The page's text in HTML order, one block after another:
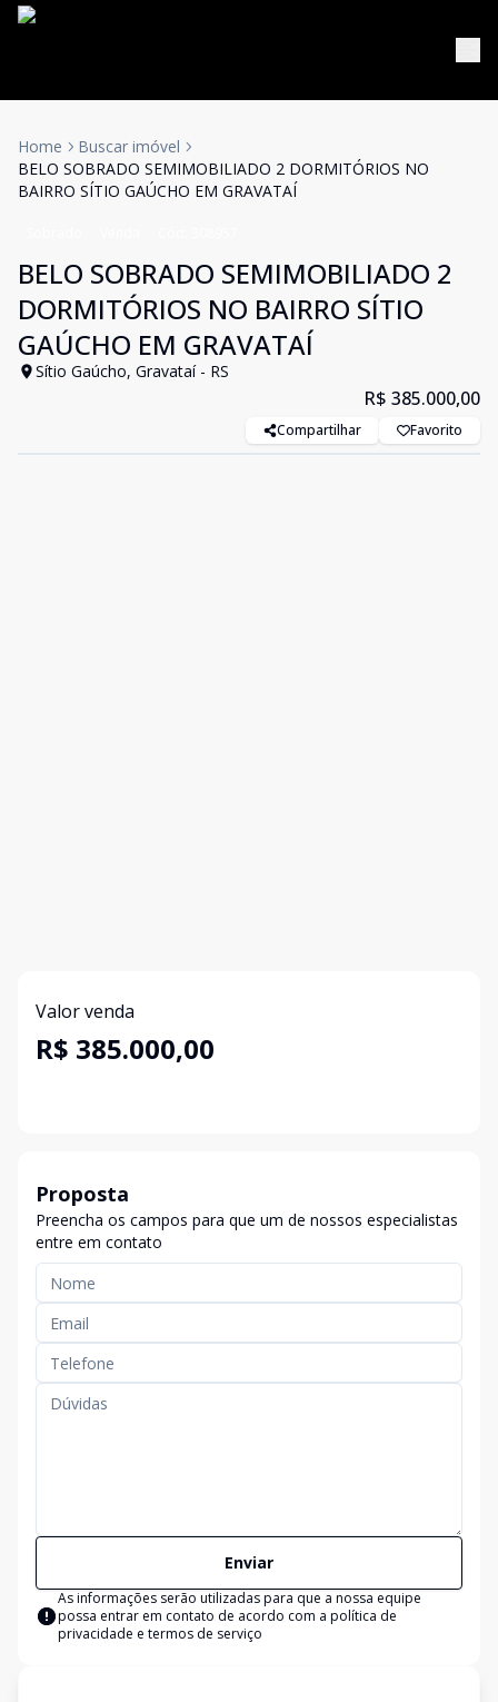
Home
Buscar imóvel
BELO SOBRADO SEMIMOBILIADO 2 DORMITÓRIOS NO
BAIRRO SÍTIO GAÚCHO EM GRAVATAÍ
BELO SOBRADO SEMIMOBILIADO 2
DORMITÓRIOS NO BAIRRO SÍTIO
GAÚCHO EM GRAVATAÍ
Sítio Gaúcho, Gravataí - RS
R$ 385.000,00
Compartilhar Favorito
Valor venda
R$ 385.000,00
Proposta
Preencha os campos para que um de nossos especialistas
entre em contato
Enviar
As informações serão utilizadas para que a nossa equipe
possa entrar em contato de acordo com a política de
privacidade e termos de serviço